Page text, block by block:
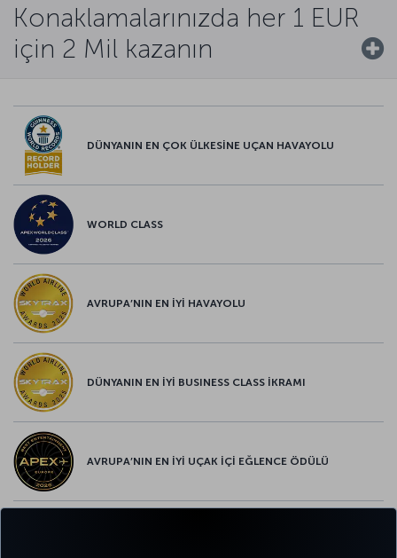
Konaklamalarınızda her 1 EUR
için 2 Mil kazanın
DÜNYANIN EN ÇOK ÜLKESİNE UÇAN HAVAYOLU
WORLD CLASS
AVRUPA’NIN EN İYİ HAVAYOLU
DÜNYANIN EN İYİ BUSINESS CLASS İKRAMI
AVRUPA’NIN EN İYİ UÇAK İÇİ EĞLENCE ÖDÜLÜ